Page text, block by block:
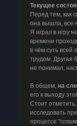
Текущее
Перед тем, как
она вышла, все
Я играл в игру
времени
в чём суть всей
трудом. Другая
не понимал,
В общем, на
его к выходу
Стоит
исследовать
процессе